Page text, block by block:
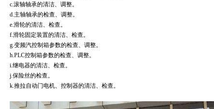
c.滚轴轴承的清洁、调整。
d.主轴轴承的检查、调整。
e.滑轮的清洁、检查。
f.滑轮固定装置的清洁、检查。
g.变频汽控制箱参数的检查、调整。
h.PLC控制箱参数的检查、调整。
i.继电器的清洁、检查。
j.保险丝的检查。
k.推拉自动门电机、控制器的清洁、检查。